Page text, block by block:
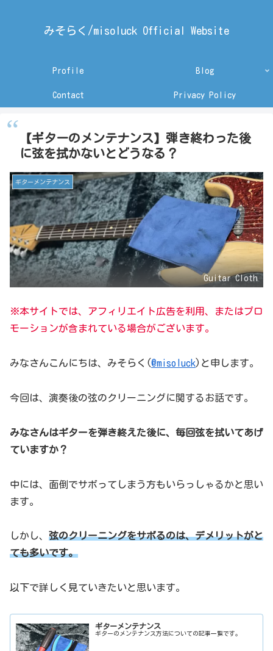
みそらく/misoluck Official Website
Profile Blog
Contact Privacy Policy
【ギターのメンテナンス】弾き終わった後
に弦を拭かないとどうなる？
ギターメンテナンス
Guitar Cloth
※本サイトでは、アフィリエイト広告を利用、またはプロ
モーションが含まれている場合がございます。
みなさんこんにちは、みそらく(@misoluck)と申します。
今回は、演奏後の弦のクリーニングに関するお話です。
みなさんはギターを弾き終えた後に、毎回弦を拭いてあげ
ていますか？
中には、面倒でサボってしまう方もいらっしゃるかと思い
ます。
しかし、 弦のクリーニングをサボるのは、デメリットがと
ても多いです。
以下で詳しく見ていきたいと思います。
ギターメンテナンス
ギターのメンテナンス方法についての記事一覧です。